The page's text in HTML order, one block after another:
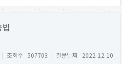
| 조회수 507703 | 질문날짜 2022-12-10